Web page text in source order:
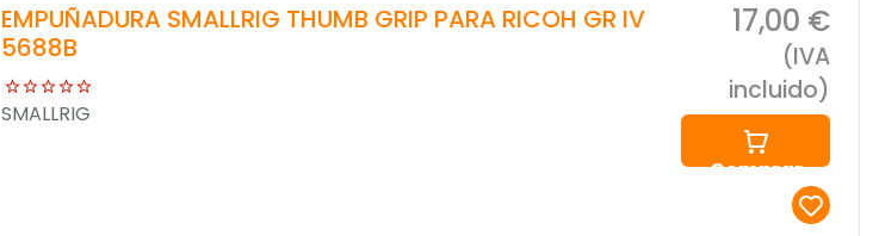
EMPUÑADURA SMALLRIG THUMB GRIP PARA RICOH GR IV
5688B
SMALLRIG
17,00 €
(IVA
incluido)
Comprar